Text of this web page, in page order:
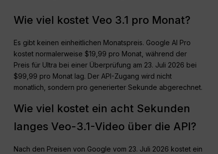
Wie viel kostet Veo 3.1 pro Monat?
Es gibt keinen einheitlichen Monatspreis. Google AI Pro
kostet normalerweise $19,99 pro Monat, während der
Preis für Ultra bei einer Überprüfung am 23. Juli 2026 bei
$99,99 pro Monat lag. Der API-Zugang wird nicht
monatlich, sondern pro generierter Sekunde abgerechnet.
Wie viel kostet ein acht Sekunden
langes Veo-3.1-Video über die API?
Nach den Preisen von Google vom 23. Juli 2026 kostet ein